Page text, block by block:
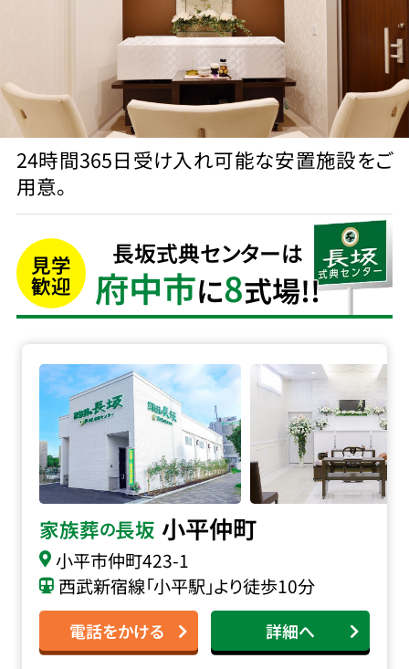
24時間365日受け入れ可能な安置施設をご
用意。
見学
歓迎
長坂式典センターは
府中市に8式場!!
家族葬の長坂 小平仲町
小平市仲町423-1
西武新宿線「小平駅」より徒歩10分
電話をかける 詳細へ